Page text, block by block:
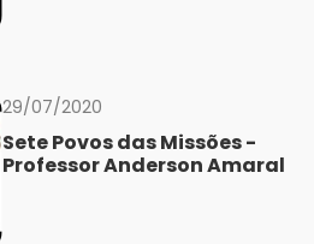
29/07/2020
Sete Povos das Missões -
Professor Anderson Amaral